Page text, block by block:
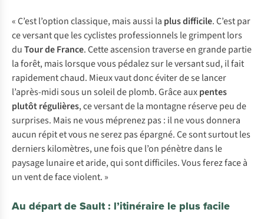
« C’est l’option classique, mais aussi la plus difficile. C’est par
ce versant que les cyclistes professionnels le grimpent lors
duTour de France. Cette ascension traverse en grande partie
la forêt, mais lorsque vous pédalez sur le versant sud, il fait
rapidement chaud. Mieux vaut donc éviter de se lancer
l’après-midi sous un soleil de plomb. Grâce auxpentes
plutôt régulières, ce versant de la montagne réserve peu de
surprises. Mais ne vous méprenez pas : il ne vous donnera
aucun répit et vous ne serez pas épargné. Ce sont surtout les
derniers kilomètres, une fois que l’on pénètre dans le
paysage lunaire et aride, qui sont difficiles. Vous ferez face à
un vent de face violent. »
Au départ de Sault : l’itinéraire le plus facile